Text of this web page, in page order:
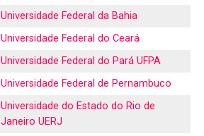
Universidade Federal da Bahia
Universidade Federal do Ceará
Universidade Federal do Pará UFPA
Universidade Federal de Pernambuco
Universidade do Estado do Rio de
Janeiro UERJ